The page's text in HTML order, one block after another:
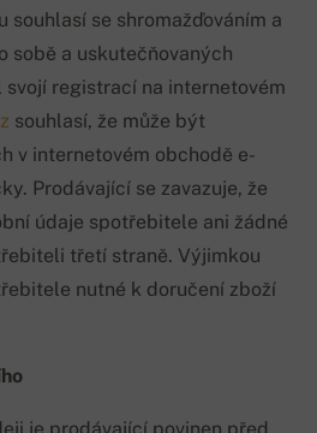
souhlasí se shromažďováním a
sobě a uskutečňovaných
registrací na internetovém
souhlasí, že může být
v internetovém obchodě e-
Prodávající se zavazuje, že
údaje spotřebitele ani žádné
třetí straně. Výjimkou
nutné k doručení zboží